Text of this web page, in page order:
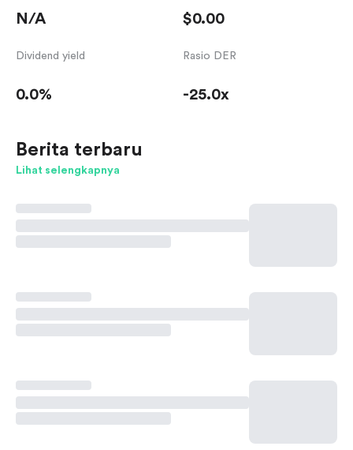
N/A $0.00
Dividend yield
0.0%
Rasio DER
-25.0x
Berita terbaru
Lihat selengkapnya